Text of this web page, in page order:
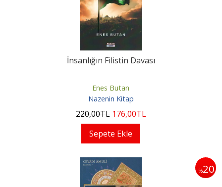
İnsanlığın Filistin Davası
Enes Butan
Nazenin Kitap
220,00TL 176,00TL
Sepete Ekle
%20